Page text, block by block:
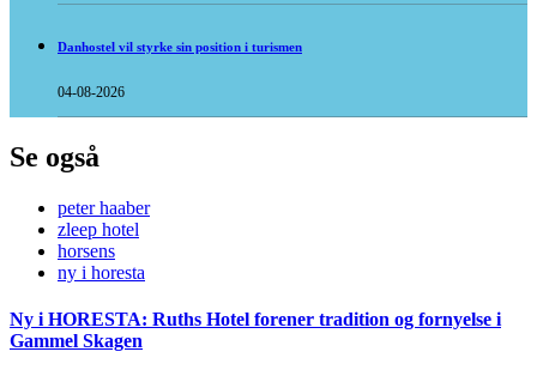
Danhostel vil styrke sin position i turismen
04-08-2026
Se også
peter haaber
zleep hotel
horsens
ny i horesta
Ny i HORESTA: Ruths Hotel forener tradition og fornyelse i
Gammel Skagen